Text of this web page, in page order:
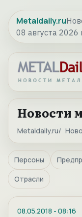
Metaldaily.ru
08 августа 2026
Новости
Metaldaily.ru
Персоны
Отрасли
08.05.2018 - 08:16